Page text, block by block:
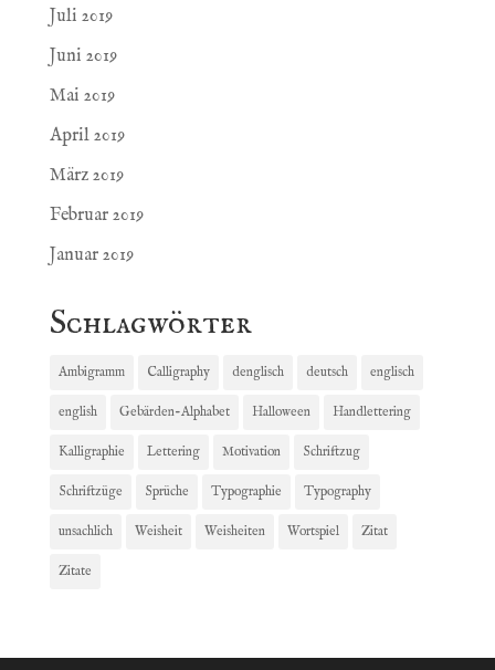
Juli 2019
Juni 2019
Mai 2019
April 2019
März 2019
Februar 2019
Januar 2019
Schlagwörter
Ambigramm Calligraphy denglisch deutsch englisch
english Gebärden-Alphabet Halloween Handlettering
Kalligraphie Lettering Motivation Schriftzug
Schriftzüge Sprüche Typographie Typography
unsachlich Weisheit Weisheiten Wortspiel Zitat
Zitate